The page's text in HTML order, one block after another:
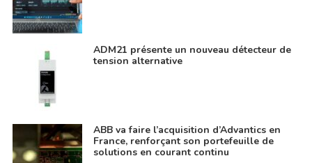
ADM21 présente un nouveau détecteur de
tension alternative
ABB va faire l’acquisition d’Advantics en
France, renforçant son portefeuille de
solutions en courant continu